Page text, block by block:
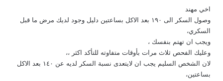
ل
اخي مهند
وصول السكر الى ١٩٠ بعد الاكل بساعتين دليل وجود لديك مرض ما قبل
السكري،
ويجب ان تهتم بنفسك ،
وعليك الفحص ثلاث مرات بأوقات متفاوته للتأكد اكثر ،،
لان الشخص السليم يجب ان لايتعدى نسبة السكر لديه عن ١٤٠ بعد الاكل
بساعتين،